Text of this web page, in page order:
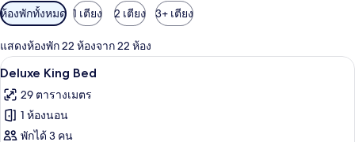
ตัว
กรอง
ที่
มี
ให้
สำหรับ
ห้อง
ห้องพักทั้งหมด 1 เตียง 2 เตียง 3+ เตียง
แสดงห้องพัก 22 ห้องจาก 22 ห้อง
เปิด
ภาพถ่าย
ทั้งหมด
ของ
เครื่องนอนป้องกันสารก่อภูมิแพ้, เตียง
2
Deluxe King Bed
29 ตารางเมตร
1 ห้องนอน
พักได้ 3 คน